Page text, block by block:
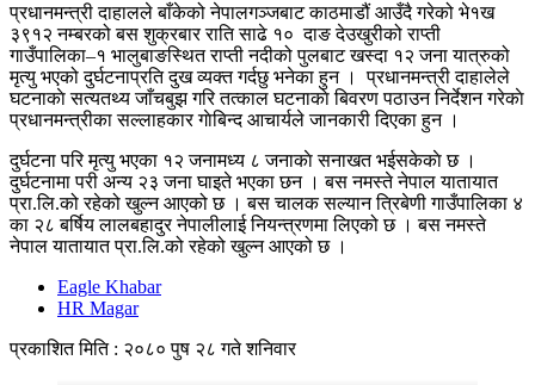
प्रधानमन्त्री दाहालले बाँकेको नेपालगञ्जबाट काठमाडौं आउँदै गरेको भे१ख
३९१२ नम्बरको बस शुक्रबार राति साढे १० दाङ देउखुरीको राप्ती
गाउँपालिका–१ भालुबाङस्थित राप्ती नदीको पुलबाट खस्दा १२ जना यात्रुको
मृत्यु भएको दुर्घटनाप्रति दुख व्यक्त गर्दछु भनेका हुन । प्रधानमन्त्री दाहालेले
घटनाकाे सत्यतथ्य जाँचबुझ गरि तत्काल घटनाकाे बिवरण पठाउन निर्देशन गरेकाे
प्रधानमन्त्रीका सल्लाहकार गाेबिन्द आचार्यले जानकारी दिएका हुन ।
दुर्घटना परि मृत्यु भएका १२ जनामध्य ८ जनाकाे सनाखत भईसकेकाे छ ।
दुर्घटनामा परी अन्य २३ जना घाइते भएका छन । बस नमस्ते नेपाल यातायात
प्रा.लि.को रहेको खुल्न आएको छ । बस चालक सल्यान त्रिबेणी गाउँपालिका ४
का २८ बर्षिय लालबहादुर नेपालीलाई नियन्त्रणमा लिएको छ । बस नमस्ते
नेपाल यातायात प्रा.लि.को रहेको खुल्न आएको छ ।
Eagle Khabar
HR Magar
प्रकाशित मिति : २०८० पुष २८ गते शनिवार